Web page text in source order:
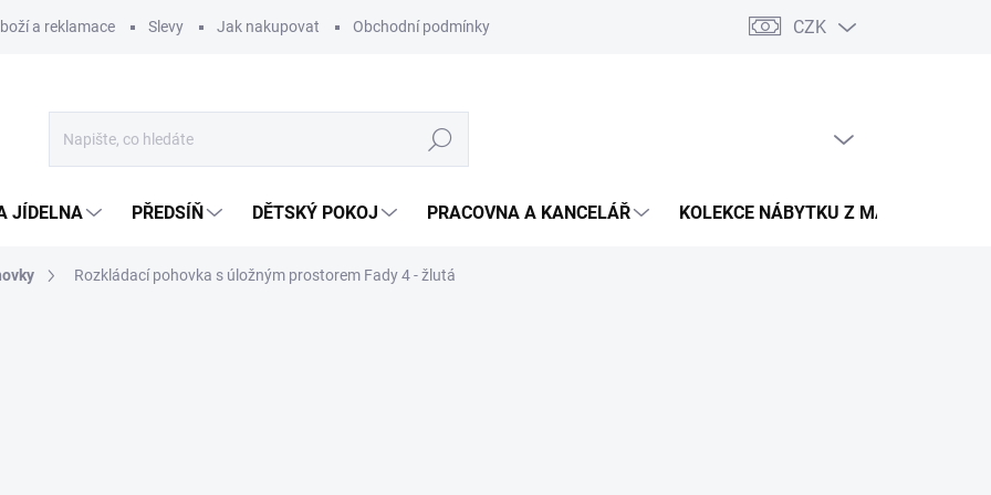
a reklamace Slevy Jak nakupovat Obchodní podmínky Podmínky ochrany osobních údajů Pojištění zásilky
CZK
Hledat
JÍDELNA PŘEDSÍŇ DĚTSKÝ POKOJ PRACOVNA A KANCELÁŘ KOLEKCE NÁBYTKU Z MASIVU
Rozkládací pohovka s úložným prostorem Fady 4 - žlutá